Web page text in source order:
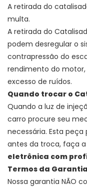
A retirada do
multa.
A retirada do
podem desregular o
contrapressão do
rendimento do
excesso de ruídos.
Quando trocar o
Quando a luz de
carro procure seu
necessária. Esta
antes da troca, faça
eletrônica com
Termos da Garantia
Nossa garantia NÃO